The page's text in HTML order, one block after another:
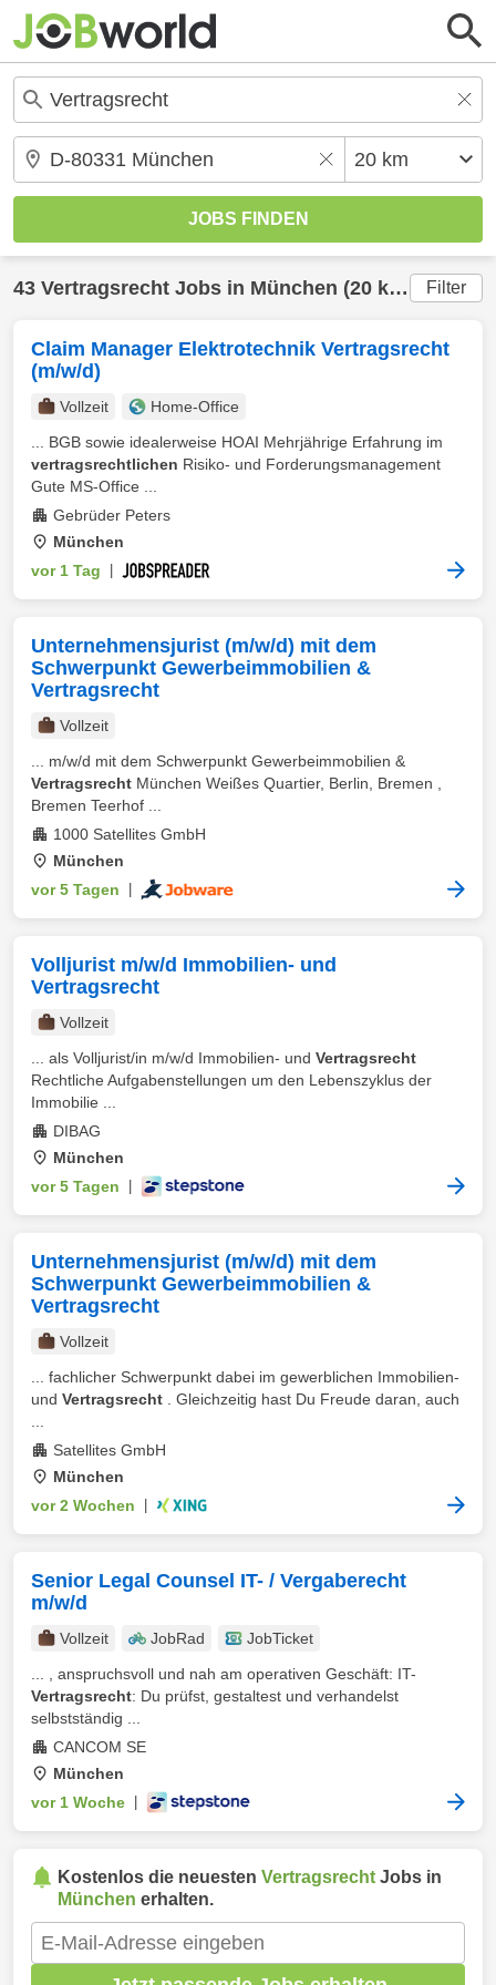
43 Vertragsrecht Jobs in München (20 km) gefunden Filter
Claim Manager Elektrotechnik Vertragsrecht
(m/w/d)
Vollzeit
Home-Office
... BGB sowie idealerweise HOAI Mehrjährige Erfahrung im
vertragsrechtlichen Risiko- und Forderungsmanagement
Gute MS-Office ...
Gebrüder Peters
München
vor 1 Tag
Unternehmensjurist (m/w/d) mit dem
Schwerpunkt Gewerbeimmobilien &
Vertragsrecht
Vollzeit
... m/w/d mit dem Schwerpunkt Gewerbeimmobilien &
Vertragsrecht München Weißes Quartier, Berlin, Bremen ,
Bremen Teerhof ...
1000 Satellites GmbH
München
vor 5 Tagen
Volljurist m/w/d Immobilien- und
Vertragsrecht
Vollzeit
... als Volljurist/in m/w/d Immobilien- und Vertragsrecht
Rechtliche Aufgabenstellungen um den Lebenszyklus der
Immobilie ...
DIBAG
München
vor 5 Tagen
Unternehmensjurist (m/w/d) mit dem
Schwerpunkt Gewerbeimmobilien &
Vertragsrecht
Vollzeit
... fachlicher Schwerpunkt dabei im gewerblichen Immobilien-
und Vertragsrecht . Gleichzeitig hast Du Freude daran, auch
Satellites GmbH
München
vor 2 Wochen
Senior Legal Counsel IT- / Vergaberecht
m/w/d
Vollzeit JobRad
JobTicket
... , anspruchsvoll und nah am operativen Geschäft: IT-
Vertragsrecht: Du prüfst, gestaltest und verhandelst
selbstständig ...
CANCOM SE
München
vor 1 Woche
Kostenlos die neuesten Vertragsrecht Jobs in
München erhalten.